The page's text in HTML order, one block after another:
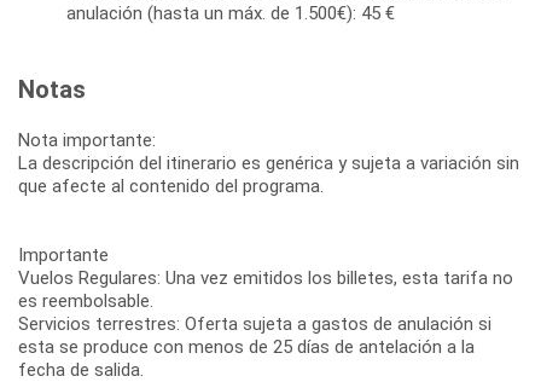
anulación (hasta un máx. de 1.500€): 45 €
Notas
Nota importante:
La descripción del itinerario es genérica y sujeta a variación sin
que afecte al contenido del programa.
Importante
Vuelos Regulares: Una vez emitidos los billetes, esta tarifa no
es reembolsable.
Servicios terrestres: Oferta sujeta a gastos de anulación si
esta se produce con menos de 25 días de antelación a la
fecha de salida.